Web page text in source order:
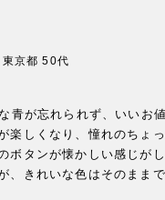
東京都 50代
青が忘れられず、いいお
楽しくなり、憧れのちょ
ボタンが懐かしい感じが
、きれいな色はそのまま